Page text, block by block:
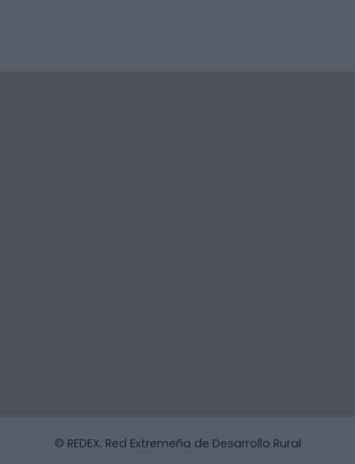
© REDEX. Red Extremeña de Desarrollo Rural